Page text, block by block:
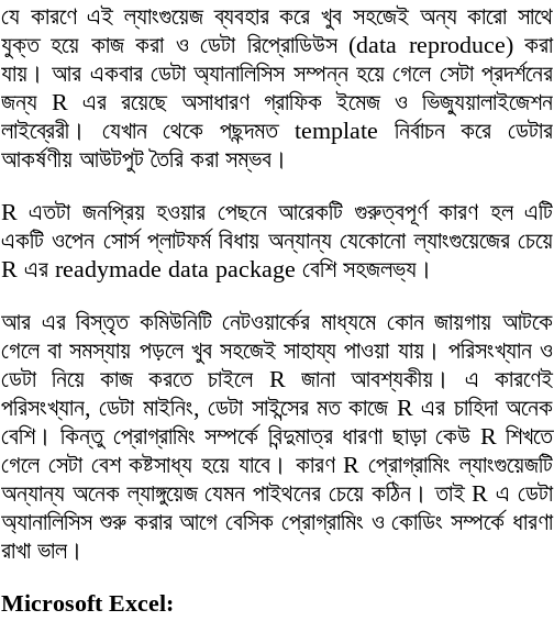
যে কারণে এই ল্যাংগুয়েজ ব্যবহার করে খুব সহজেই অন্য কারো সাথে
যুক্ত হয়ে কাজ করা ও ডেটা রিপ্রোডিউস (data reproduce) করা
যায়। আর একবার ডেটা অ্যানালিসিস সম্পন্ন হয়ে গেলে সেটা প্রদর্শনের
জন্য R এর রয়েছে অসাধারণ গ্রাফিক ইমেজ ও ভিজ্যুয়ালাইজেশন
লাইব্রেরী। যেখান থেকে পছন্দমত template নির্বাচন করে ডেটার
আকর্ষণীয় আউটপুট তৈরি করা সম্ভব।
R এতটা জনপ্রিয় হওয়ার পেছনে আরেকটি গুরুত্বপূর্ণ কারণ হল এটি
একটি ওপেন সোর্স প্লাটফর্ম বিধায় অন্যান্য যেকোনো ল্যাংগুয়েজের চেয়ে
R এর readymade data package বেশি সহজলভ্য।
আর এর বিস্তৃত কমিউনিটি নেটওয়ার্কের মাধ্যমে কোন জায়গায় আটকে
গেলে বা সমস্যায় পড়লে খুব সহজেই সাহায্য পাওয়া যায়। পরিসংখ্যান ও
ডেটা নিয়ে কাজ করতে চাইলে R জানা আবশ্যকীয়। এ কারণেই
পরিসংখ্যান, ডেটা মাইনিং, ডেটা সাইন্সের মত কাজে R এর চাহিদা অনেক
বেশি। কিন্তু প্রোগ্রামিং সম্পর্কে বিন্দুমাত্র ধারণা ছাড়া কেউ R শিখতে
গেলে সেটা বেশ কষ্টসাধ্য হয়ে যাবে। কারণ R প্রোগ্রামিং ল্যাংগুয়েজটি
অন্যান্য অনেক ল্যাঙ্গুয়েজ যেমন পাইথনের চেয়ে কঠিন। তাই R এ ডেটা
অ্যানালিসিস শুরু করার আগে বেসিক প্রোগ্রামিং ও কোডিং সম্পর্কে ধারণা
রাখা ভাল।
Microsoft Excel: